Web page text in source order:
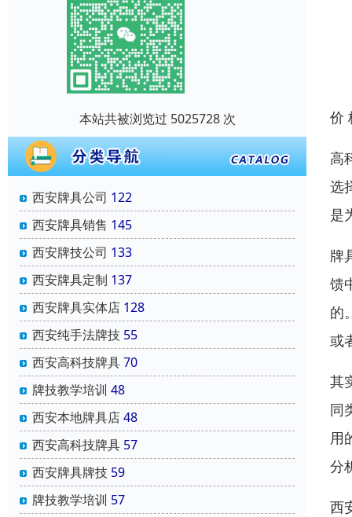
本站共被浏览过 5025728 次
西安牌具公司 122
西安牌具销售 145
西安牌技公司 133
西安牌具定制 137
西安牌具实体店 128
西安纯手法牌技 55
西安高科技牌具70
牌技教学培训 48
西安本地牌具店48
西安高科技牌具 57
西安牌具牌技 59
牌技教学培训 57
价
高
选
是
牌
馈
的
或
其
同
用
分
西